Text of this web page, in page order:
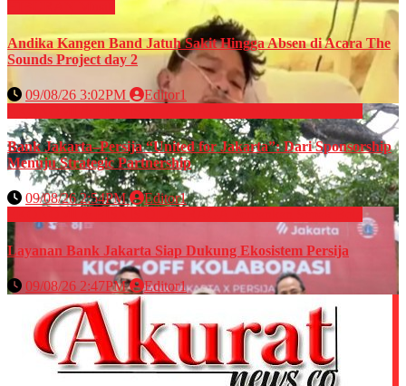
Andika Kangen Band Jatuh Sakit Hingga Absen di Acara The
Sounds Project day 2
09/08/26 3:02PM
Editor1
Bank Jakarta–Persija “United for Jakarta”: Dari Sponsorship
Menuju Strategic Partnership
09/08/26 2:54PM
Editor1
Layanan Bank Jakarta Siap Dukung Ekosistem Persija
09/08/26 2:47PM Editor1